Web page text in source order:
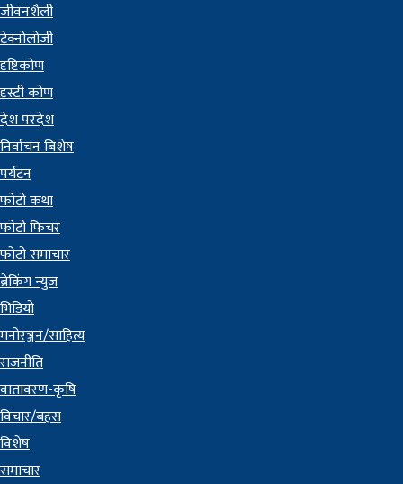
जीवनशैली
टेक्नोलोजी
दृष्टिकोण
दृस्टी कोण
देश परदेश
निर्वाचन बिशेष
पर्यटन
फोटो कथा
फोटो फिचर
फोटो समाचार
ब्रेकिंग न्युज
भिडियो
मनोरञ्जन/साहित्य
राजनीति
वातावरण-कृषि
विचार/बहस
विशेष
समाचार